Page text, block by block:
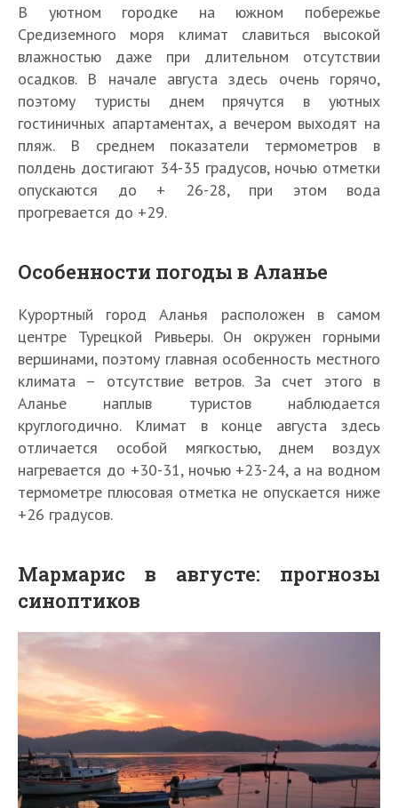
В уютном городке на южном побережье
Средиземного моря климат славиться высокой
влажностью даже при длительном отсутствии
осадков. В начале августа здесь очень горячо,
поэтому туристы днем прячутся в уютных
гостиничных апартаментах, а вечером выходят на
пляж. В среднем показатели термометров в
полдень достигают 34-35 градусов, ночью отметки
опускаются до + 26-28, при этом вода
прогревается до +29.
Особенности погоды в Аланье
Курортный город Аланья расположен в самом
центре Турецкой Ривьеры. Он окружен горными
вершинами, поэтому главная особенность местного
климата – отсутствие ветров. За счет этого в
Аланье наплыв туристов наблюдается
круглогодично. Климат в конце августа здесь
отличается особой мягкостью, днем воздух
нагревается до +30-31, ночью +23-24, а на водном
термометре плюсовая отметка не опускается ниже
+26 градусов.
Мармарис в августе: прогнозы
синоптиков